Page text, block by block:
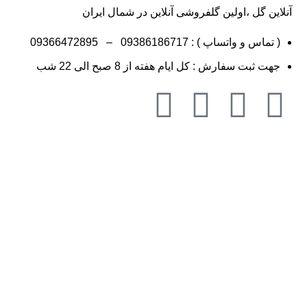
آنلاین گل ،اولین گلفروشی آنلاین در شمال ایران
( تماس و واتساپ ) : 09386186717
–
09366472895
جهت ثبت سفارش : کل ایام هفته از 8 صبح الی 22 شب